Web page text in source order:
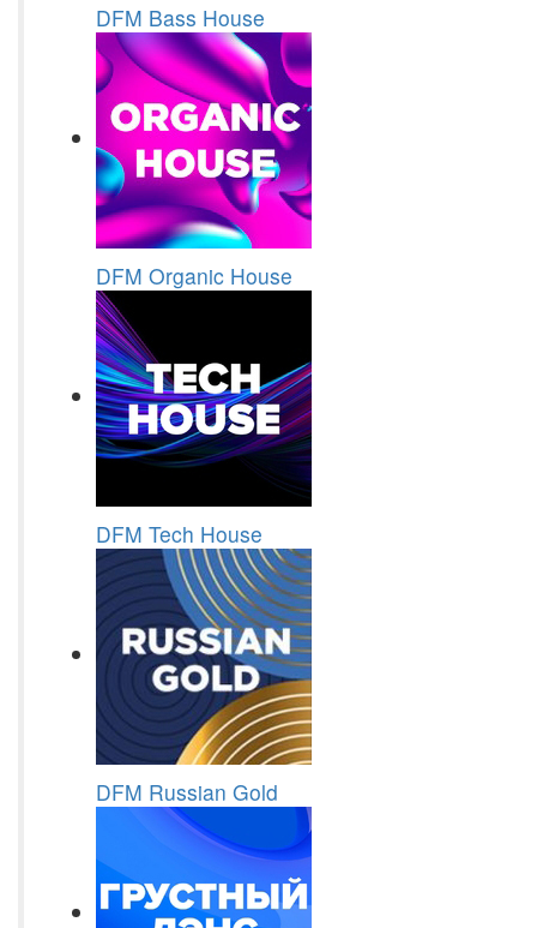
DFM Bass House
DFM Organic House
DFM Tech House
DFM Russian Gold